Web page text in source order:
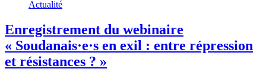
Actualité
Enregistrement du webinaire
« Soudanais·e·s en exil : entre répression
et résistances ? »